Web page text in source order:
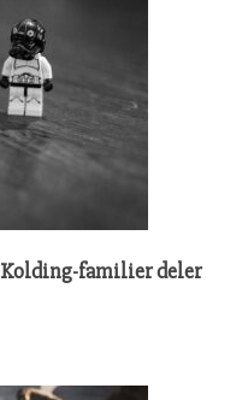
Kolding-familier deler